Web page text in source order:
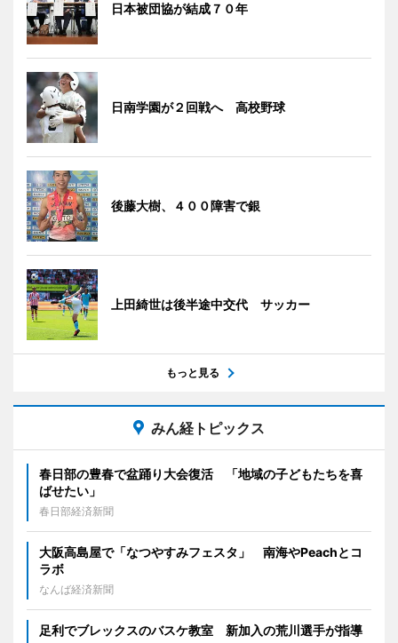
日本被団協が結成７０年
日南学園が２回戦へ 高校野球
後藤大樹、４００障害で銀
上田綺世は後半途中交代 サッカー
もっと見る
みん経トピックス
春日部の豊春で盆踊り大会復活 「地域の子どもたちを喜
ばせたい」
春日部経済新聞
大阪高島屋で「なつやすみフェスタ」 南海やPeachとコ
ラボ
なんば経済新聞
足利でブレックスのバスケ教室 新加入の荒川選手が指導